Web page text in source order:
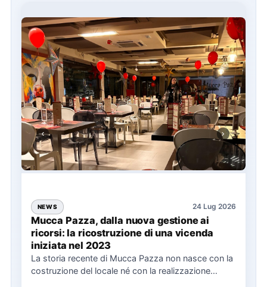
NEWS 24 Lug 2026
Mucca Pazza, dalla nuova gestione ai
ricorsi: la ricostruzione di una vicenda
iniziata nel 2023
La storia recente di Mucca Pazza non nasce con la
costruzione del locale né con la realizzazione